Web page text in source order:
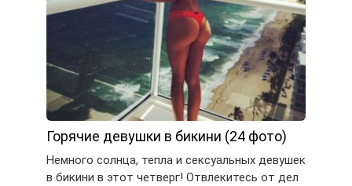
Горячие девушки в бикини (24 фото)
Немного солнца, тепла и сексуальных девушек
в бикини в этот четверг! Отвлекитесь от дел